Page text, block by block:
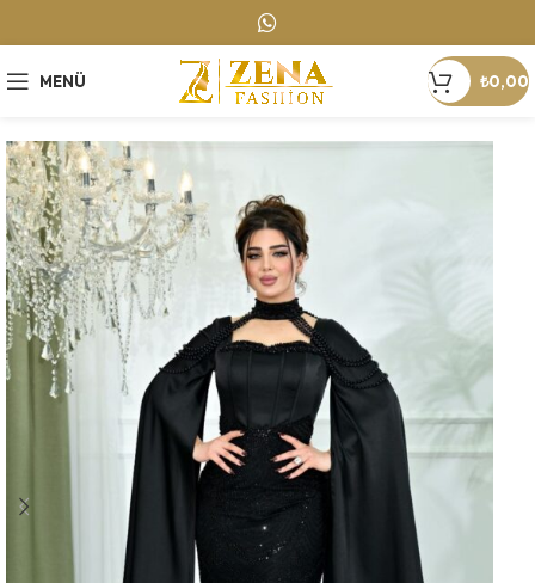
MENÜ ₺0,00